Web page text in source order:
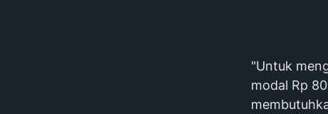
"Untuk
modal Rp